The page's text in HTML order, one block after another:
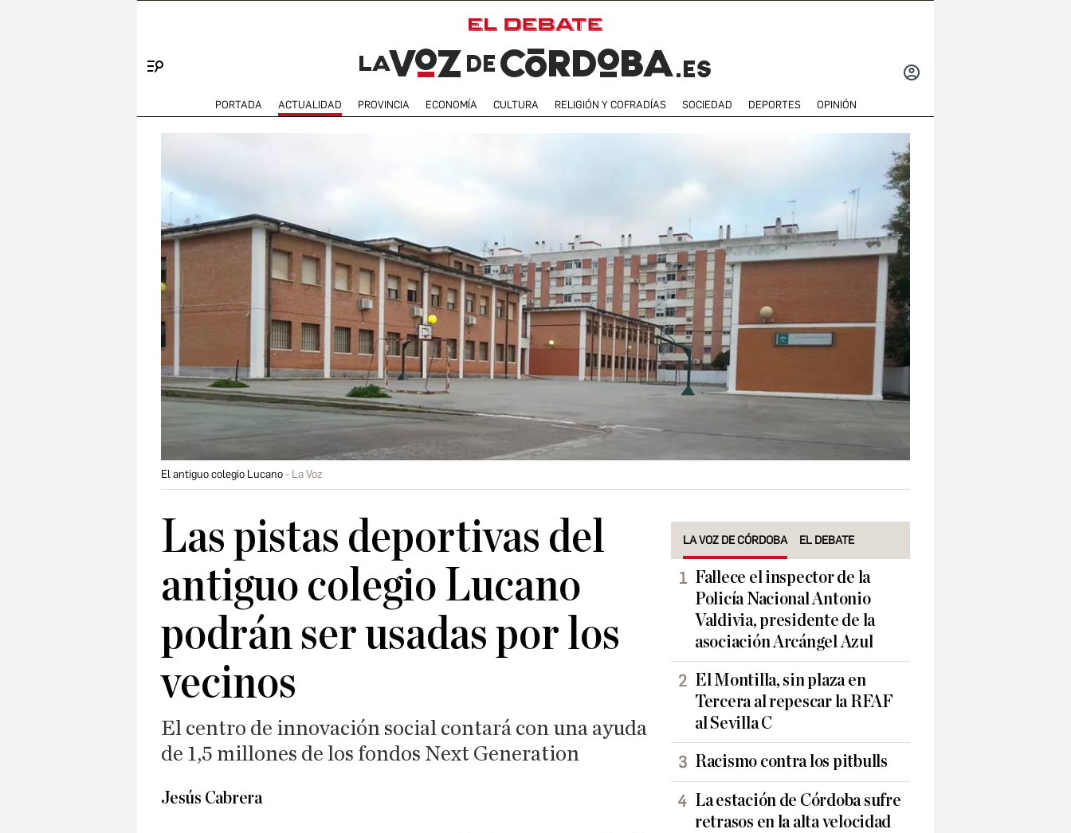
PORTADA ACTUALIDAD PROVINCIA ECONOMÍA CULTURA RELIGIÓN Y COFRADÍAS SOCIEDAD DEPORTES OPINIÓN
El antiguo colegio Lucano La Voz
Las pistas deportivas del
antiguo colegio Lucano
podrán ser usadas por los
vecinos
El centro de innovación social contará con una ayuda
de 1,5 millones de los fondos Next Generation
Jesús Cabrera
LA VOZ DE CÓRDOBA EL DEBATE
Fallece el inspector de la
Policía Nacional Antonio
Valdivia, presidente de la
asociación Arcángel Azul
El Montilla, sin plaza en
Tercera al repescar la RFAF
al Sevilla C
Racismo contra los pitbulls
La estación de Córdoba sufre
retrasos en la alta velocidad